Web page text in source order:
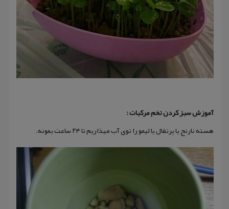
آموزش سبز کردن تخم مرکبات :
هسته نارنج یا پرتقال یا لیمو را توی آب میذاریم تا ۲۴ ساعت بمونه.